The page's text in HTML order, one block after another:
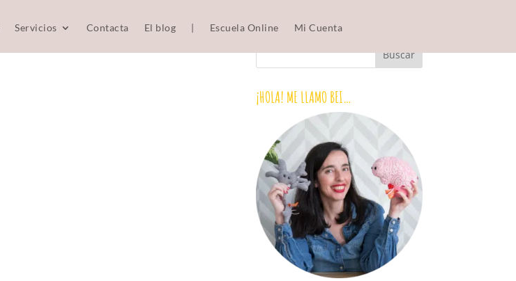
Servicios Contacta El blog | Escuela Online Mi Cuenta
¡HOLA! ME LLAMO BEI…